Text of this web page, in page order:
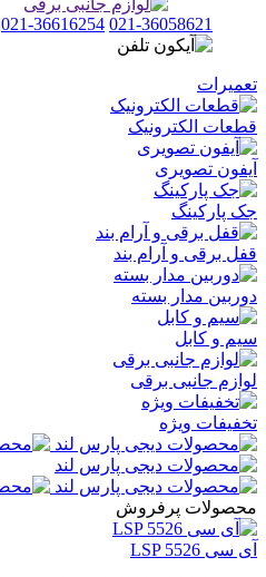
021-36058621
021-36616254
تعمیرات
قطعات الکترونیک
آیفون تصویری
جک پارکینگ
قفل برقی و آرام بند
دوربین مدار بسته
سیم و کابل
لوازم جانبی برقی
تخفیفات ویژه
محصولات پرفروش
آی سی LSP 5526